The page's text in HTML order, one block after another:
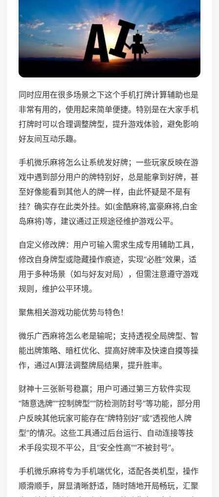
同时应用在很多场景之下这个手机打牌计算辅助也是
非常有用的，使用起来简单便捷。特别是在大家手机
打牌时可以合理调整牌型，提升游戏体验，避免影响
好友间互动乐趣。
手机微乐麻将怎么让系统发好牌；一些玩家反映在游
戏中遇到部分用户的牌特别好，总是能拿到好牌，甚
至好像能看到其他人的牌一样，由此怀疑是不是有
挂？确实存在此类外挂。如(金酷麻将,富豪麻将,白金
岛麻将)等，建议通过正规途径维护游戏公平。
自定义修改牌：用户可输入需求生成专用辅助工具，
修改自身牌型或隐藏操作痕迹，实现“必胜”效果，适
用于多种场景（如与好友对局），但需注意遵守游戏
规则，维护公平环境。
聚焦相关游戏功能优势与特色！
微乐广西麻将怎么老是输呢；支持透视全局牌型、智
能出牌策略、暗杠优化、提高好牌率及快速自摸等操
作，通过AI算法调整牌局结果，提升胜率。
财神十三张新号稳赢；用户可通过第三方软件实现
“随意选牌”“控制牌型”“防检测防封号”等功能，部分用
户反映其他玩家可能存在“牌特别好”或“透视他人牌
型”的情况。这些工具通过后台运行、自动连接等技
术手段实现不平公，且“安全性高”“不被封号”。
手机微乐麻将专为手机端优化，适配各类机型，操作
顺滑顺手，屏显清晰舒适，随时随地开局畅玩，汇聚